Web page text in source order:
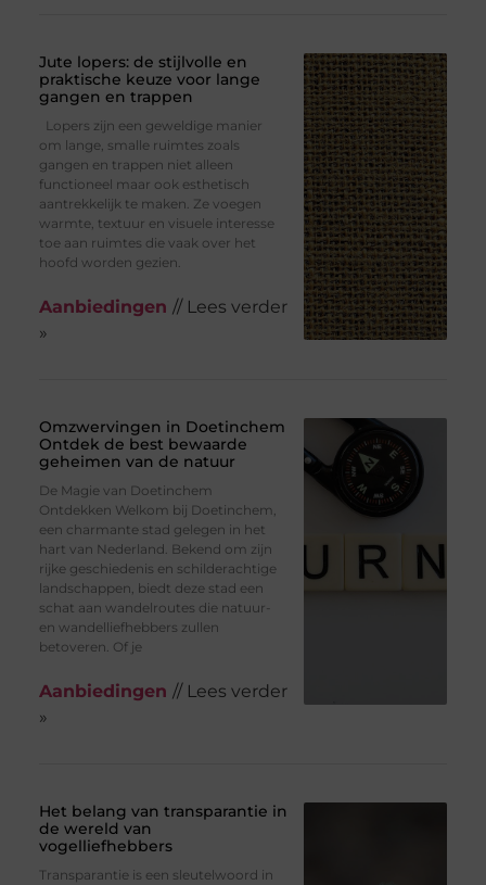
Jute lopers: de stijlvolle en
praktische keuze voor lange
gangen en trappen
Lopers zijn een geweldige manier
om lange, smalle ruimtes zoals
gangen en trappen niet alleen
functioneel maar ook esthetisch
aantrekkelijk te maken. Ze voegen
warmte, textuur en visuele interesse
toe aan ruimtes die vaak over het
hoofd worden gezien.
Aanbiedingen // Lees verder
»
Omzwervingen in Doetinchem
Ontdek de best bewaarde
geheimen van de natuur
De Magie van Doetinchem
Ontdekken Welkom bij Doetinchem,
een charmante stad gelegen in het
hart van Nederland. Bekend om zijn
rijke geschiedenis en schilderachtige
landschappen, biedt deze stad een
schat aan wandelroutes die natuur-
en wandelliefhebbers zullen
betoveren. Of je
Aanbiedingen // Lees verder
»
Het belang van transparantie in
de wereld van
vogelliefhebbers
Transparantie is een sleutelwoord in